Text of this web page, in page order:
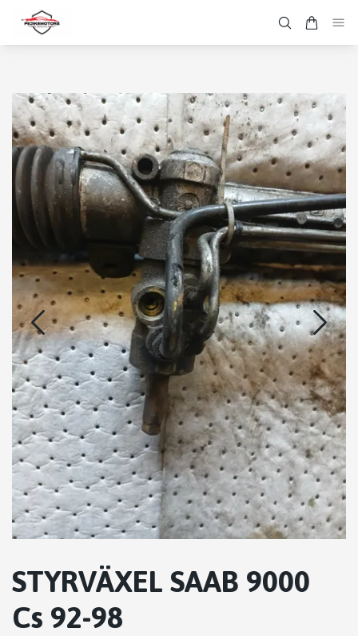
STYRVÄXEL SAAB 9000
Cs 92-98